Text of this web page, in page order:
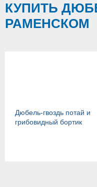
КУПИТЬ
РАМЕНСКОМ
Дюбель-гвоздь потай и
грибовидный бортик